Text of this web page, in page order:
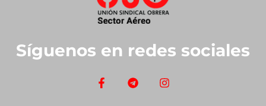
Síguenos en redes sociales